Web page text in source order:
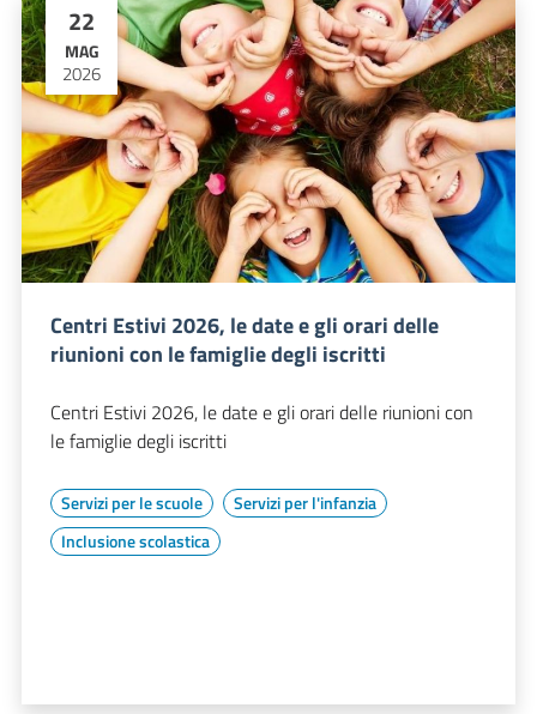
22
MAG
2026
Centri Estivi 2026, le date e gli orari delle
riunioni con le famiglie degli iscritti
Centri Estivi 2026, le date e gli orari delle riunioni con
le famiglie degli iscritti
Servizi per le scuole
Servizi per l'infanzia
Inclusione scolastica